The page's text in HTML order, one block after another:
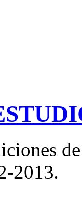
2013.